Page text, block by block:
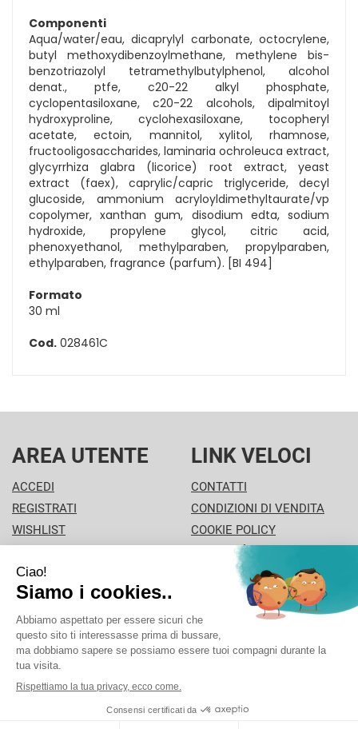
Componenti
Aqua/water/eau, dicaprylyl carbonate, octocrylene,
butyl methoxydibenzoylmethane, methylene bis-
benzotriazolyl tetramethylbutylphenol, alcohol
denat., ptfe, c20-22 alkyl phosphate,
cyclopentasiloxane, c20-22 alcohols, dipalmitoyl
hydroxyproline, cyclohexasiloxane, tocopheryl
acetate, ectoin, mannitol, xylitol, rhamnose,
fructooligosaccharides, laminaria ochroleuca extract,
glycyrrhiza glabra (licorice) root extract, yeast
extract (faex), caprylic/capric triglyceride, decyl
glucoside, ammonium acryloyldimethyltaurate/vp
copolymer, xanthan gum, disodium edta, sodium
hydroxide, propylene glycol, citric acid,
phenoxyethanol, methylparaben, propylparaben,
ethylparaben, fragrance (parfum). [BI 494]
Formato
30 ml
Cod. 028461C
AREA UTENTE
ACCEDI
REGISTRATI
WISHLIST
NEWSLETTER
LINK VELOCI
CONTATTI
CONDIZIONI DI VENDITA
COOKIE POLICY
MODALITÀ DI PAGAMENTO
INFORMATIVA PRIVACY
PISA PHARMA - P.Iva: 02013280504 - Sede legale: VIA
L'ARANCIO 42 - 56126 Pisa (PI) Italia Tel/Fax. 0506930694
Cell./Whatsapp: 3312289485 info@pisapharma.it cod.
fiscale: FNCMCL73P63A091B iscritta al: PISA